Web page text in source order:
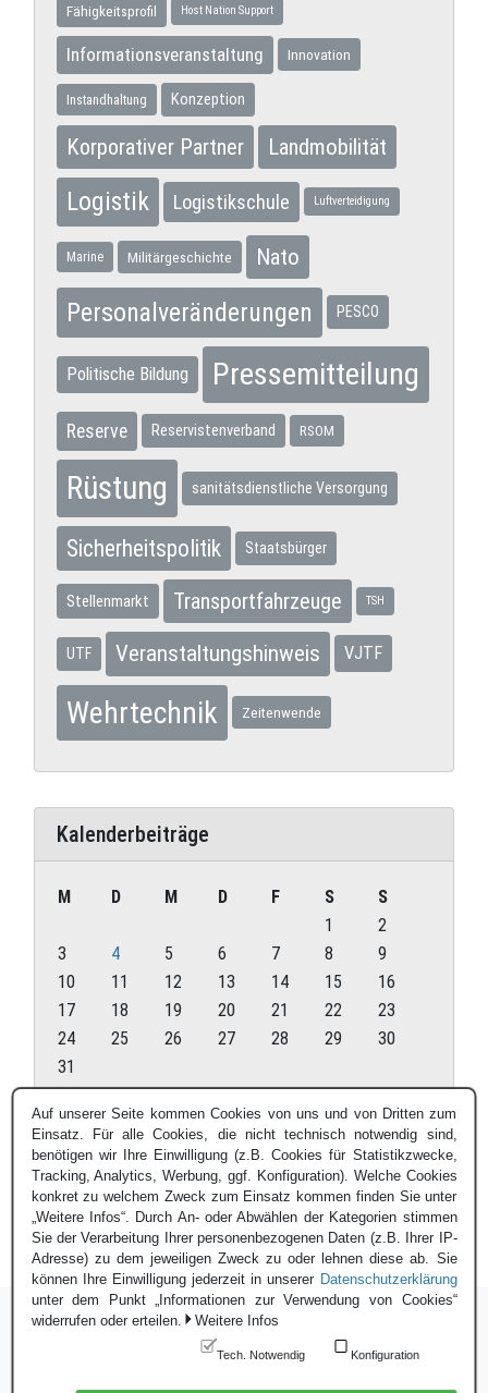
Fähigkeitsprofil Host Nation Support
Informationsveranstaltung Innovation
Instandhaltung Konzeption
Korporativer Partner Landmobilität
Logistik Logistikschule Luftverteidigung
Marine Militärgeschichte Nato
Personalveränderungen PESCO
Politische Bildung Pressemitteilung
Reserve Reservistenverband RSOM
Rüstung sanitätsdienstliche Versorgung
Sicherheitspolitik Staatsbürger
Stellenmarkt Transportfahrzeuge TSH
UTF Veranstaltungshinweis VJTF
Wehrtechnik Zeitenwende
Kalenderbeiträge
August 2026
M D M D F S
S
1
2
3
4 5 6 7 8
9
10
11 12 13 14 15
16
17
18 19 20 21 22
23
24
25 26 27 28 29
30
31
« Juli
Auf unserer Seite kommen Cookies von uns und von Dritten zum
Einsatz. Für alle Cookies, die nicht technisch notwendig sind,
benötigen wir Ihre Einwilligung (z.B. Cookies für Statistikzwecke,
Tracking, Analytics, Werbung, ggf. Konfiguration). Welche Cookies
konkret zu welchem Zweck zum Einsatz kommen finden Sie unter
„Weitere Infos“. Durch An- oder Abwählen der Kategorien stimmen
Sie der Verarbeitung Ihrer personenbezogenen Daten (z.B. Ihrer IP-
Adresse) zu dem jeweiligen Zweck zu oder lehnen diese ab. Sie
können Ihre Einwilligung jederzeit in unserer Datenschutzerklärung
unter dem Punkt „Informationen zur Verwendung von Cookies“
widerrufen oder erteilen.
Weitere Infos
Tech. Notwendig Konfiguration